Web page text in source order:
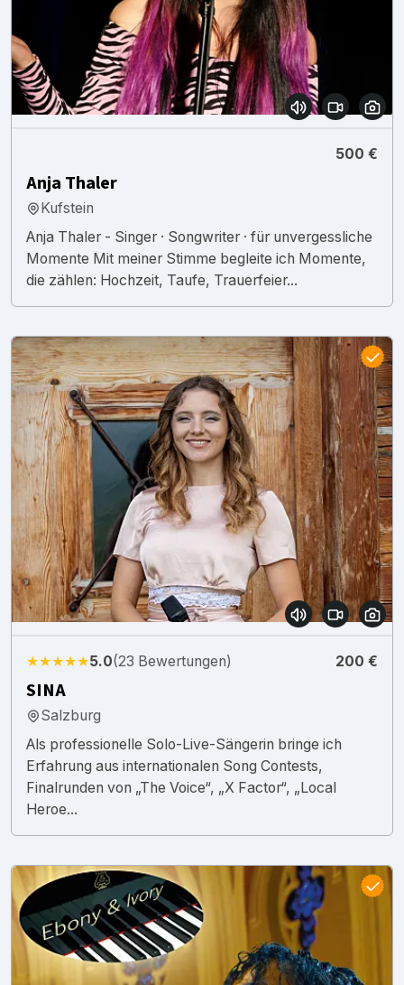
500 €
Anja Thaler
Kufstein
Anja Thaler - Singer · Songwriter · für unvergessliche
Momente Mit meiner Stimme begleite ich Momente,
die zählen: Hochzeit, Taufe, Trauerfeier...
★★★★★5.0(23 Bewertungen) 200 €
SINA
Salzburg
Als professionelle Solo-Live-Sängerin bringe ich
Erfahrung aus internationalen Song Contests,
Finalrunden von „The Voice“, „X Factor“, „Local
Heroe...